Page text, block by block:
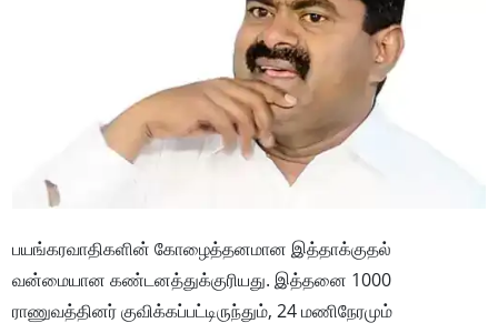
பயங்கரவாதிகளின் கோழைத்தனமான இத்தாக்குதல்
வன்மையான கண்டனத்துக்குரியது. இத்தனை 1000
ராணுவத்தினர் குவிக்கப்பட்டிருந்தும், 24 மணிநேரமும்